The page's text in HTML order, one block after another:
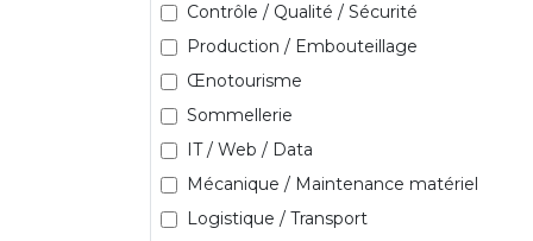
Contrôle / Qualité / Sécurité
Production / Embouteillage
Œnotourisme
Sommellerie
IT / Web / Data
Mécanique / Maintenance matériel
Logistique / Transport